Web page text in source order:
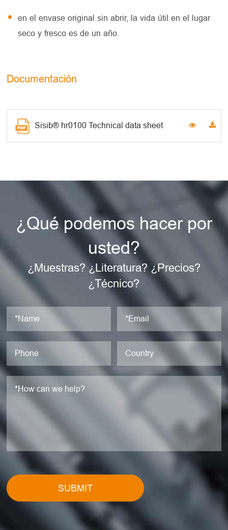
en el envase original sin abrir, la vida útil en el lugar
seco y fresco es de un año.
Documentación
Sisib® hr0100 Technical data sheet
¿Qué podemos hacer por
usted?
¿Muestras? ¿Literatura? ¿Precios?
¿Técnico?
SUBMIT